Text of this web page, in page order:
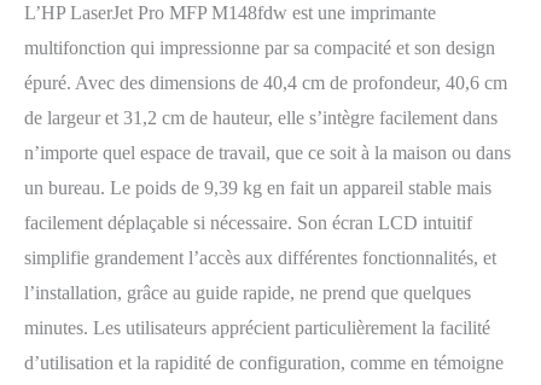
copies: 600 x 600 DPI.
Numérisation: Numérisation
couleur. Résolution de
1200 DPI. Télécopier:
télécopie simple Couleur:
L’HP LaserJet Pro MFP M148fdw est une imprimante
multifonction qui impressionne par sa compacité et son design
épuré. Avec des dimensions de 40,4 cm de profondeur, 40,6 cm
de largeur et 31,2 cm de hauteur, elle s’intègre facilement dans
n’importe quel espace de travail, que ce soit à la maison ou dans
un bureau. Le poids de 9,39 kg en fait un appareil stable mais
facilement déplaçable si nécessaire. Son écran LCD intuitif
simplifie grandement l’accès aux différentes fonctionnalités, et
l’installation, grâce au guide rapide, ne prend que quelques
minutes. Les utilisateurs apprécient particulièrement la facilité
d’utilisation et la rapidité de configuration, comme en témoigne